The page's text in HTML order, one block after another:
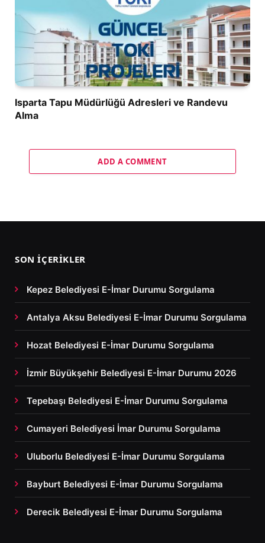
Isparta Tapu Müdürlüğü Adresleri ve Randevu
Alma
ADD A COMMENT
SON İÇERIKLER
Kepez Belediyesi E-İmar Durumu Sorgulama
Antalya Aksu Belediyesi E-İmar Durumu Sorgulama
Hozat Belediyesi E-İmar Durumu Sorgulama
İzmir Büyükşehir Belediyesi E-İmar Durumu 2026
Tepebaşı Belediyesi E-İmar Durumu Sorgulama
Cumayeri Belediyesi İmar Durumu Sorgulama
Uluborlu Belediyesi E-İmar Durumu Sorgulama
Bayburt Belediyesi E-İmar Durumu Sorgulama
Derecik Belediyesi E-İmar Durumu Sorgulama